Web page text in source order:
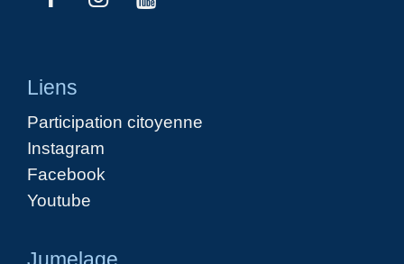
Liens
Participation citoyenne
Instagram
Facebook
Youtube